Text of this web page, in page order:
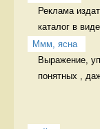
Реклама
каталог в
Ммм, ясна
Выражение,
понятных ,